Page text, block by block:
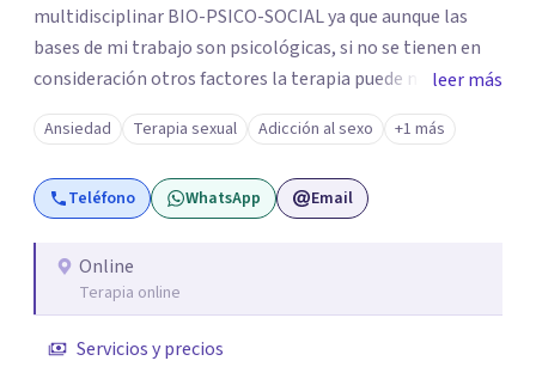
multidisciplinar BIO-PSICO-SOCIAL ya que aunque las
bases de mi trabajo son psicológicas, si no se tienen en
consideración otros factores la terapia puede no
funcionar al tener una visión demasiado simplista,
excluyendo de antemano otros factores que pueden
influir. Mi intención es ayudar para conseguir una mejora
global de tu sexualidad, considerando cada caso como
personal concreta. En especial mi ámbito de trabajo es la
disfunción eréctil, la eyaculación precoz y la falta de
es de enorme importancia tanto para el bienestar físico y
leer más
Ansiedad Terapia sexual Adicción al sexo +1 más
Teléfono WhatsApp Email
Online
Terapia online
Servicios y precios